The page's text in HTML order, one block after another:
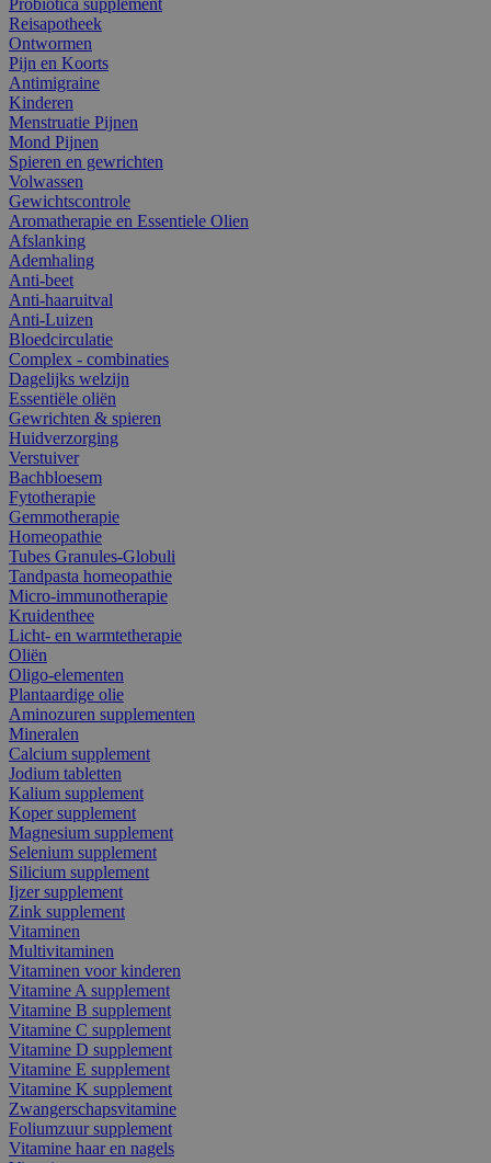
Reisapotheek
Ontwormen
Pijn en Koorts
Antimigraine
Kinderen
Menstruatie Pijnen
Mond Pijnen
Spieren en gewrichten
Volwassen
Gewichtscontrole
Aromatherapie en Essentiele Olien
Afslanking
Ademhaling
Anti-beet
Anti-haaruitval
Anti-Luizen
Bloedcirculatie
Complex - combinaties
Dagelijks welzijn
Essentiële oliën
Gewrichten & spieren
Huidverzorging
Verstuiver
Bachbloesem
Fytotherapie
Gemmotherapie
Homeopathie
Tubes Granules-Globuli
Tandpasta homeopathie
Micro-immunotherapie
Kruidenthee
Licht- en warmtetherapie
Oliën
Oligo-elementen
Plantaardige olie
Aminozuren supplementen
Mineralen
Calcium supplement
Jodium tabletten
Kalium supplement
Koper supplement
Magnesium supplement
Selenium supplement
Silicium supplement
Ijzer supplement
Zink supplement
Vitaminen
Multivitaminen
Vitaminen voor kinderen
Vitamine A supplement
Vitamine B supplement
Vitamine C supplement
Vitamine D supplement
Vitamine E supplement
Vitamine K supplement
Zwangerschapsvitamine
Foliumzuur supplement
Vitamine haar en nagels